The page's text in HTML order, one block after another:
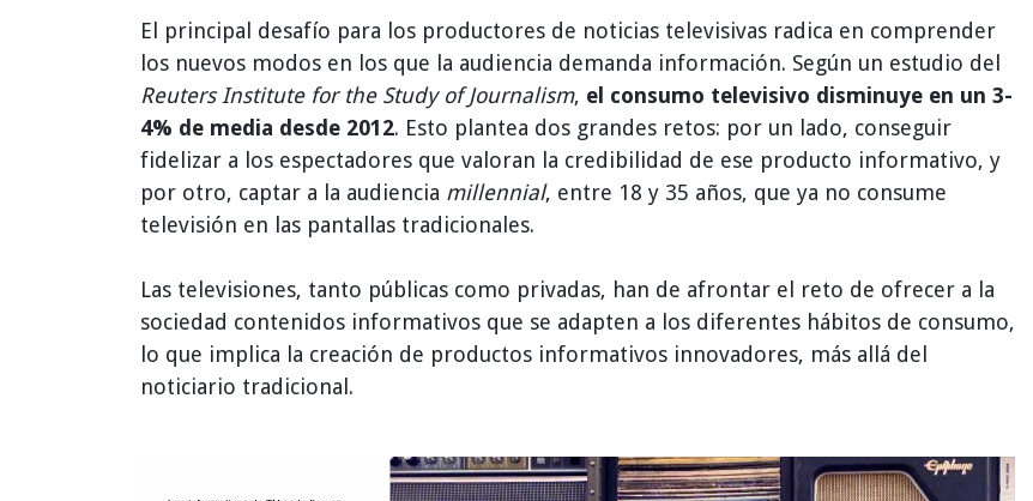
El principal desafío para los productores de noticias televisivas radica en comprender
los nuevos modos en los que la audiencia demanda información. Según un estudio del
Reuters Institute for the Study of Journalism, el consumo televisivo disminuye en un 3-
4% de media desde 2012. Esto plantea dos grandes retos: por un lado, conseguir
fidelizar a los espectadores que valoran la credibilidad de ese producto informativo, y
por otro, captar a la audiencia millennial, entre 18 y 35 años, que ya no consume
televisión en las pantallas tradicionales.
Las televisiones, tanto públicas como privadas, han de afrontar el reto de ofrecer a la
sociedad contenidos informativos que se adapten a los diferentes hábitos de consumo,
lo que implica la creación de productos informativos innovadores, más allá del
noticiario tradicional.